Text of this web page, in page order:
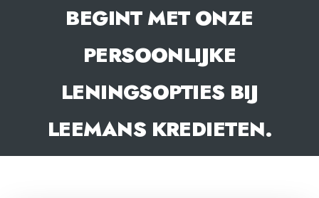
BEGINT MET ONZE
PERSOONLIJKE
LENINGSOPTIES BIJ
LEEMANS KREDIETEN.